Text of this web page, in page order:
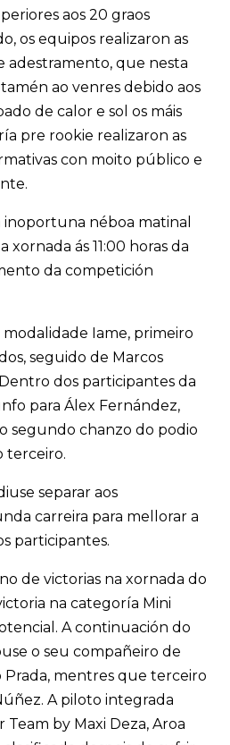
aos 20 graos
os equipos realizaron as
adestramento, que nesta
ao venres debido aos
de calor e sol os máis
pre rookie realizaron as
con moito público e
néboa matinal
xornada ás 11:00 horas da
da competición
Iame, primeiro
seguido de Marcos
dos participantes da
para Álex Fernández,
segundo chanzo do podio
terceiro.
separar aos
carreira para mellorar a
participantes.
de victorias na xornada do
na categoría Mini
A continuación do
o seu compañeiro de
Prada, mentres que terceiro
A piloto integrada
by Maxi Deza, Aroa